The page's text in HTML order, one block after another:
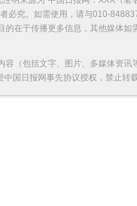
必究。如需使用，请与010-
的在于传播更多信息，其他媒体
容（包括文字、图片、多媒体资
中国日报网事先协议授权，禁止转